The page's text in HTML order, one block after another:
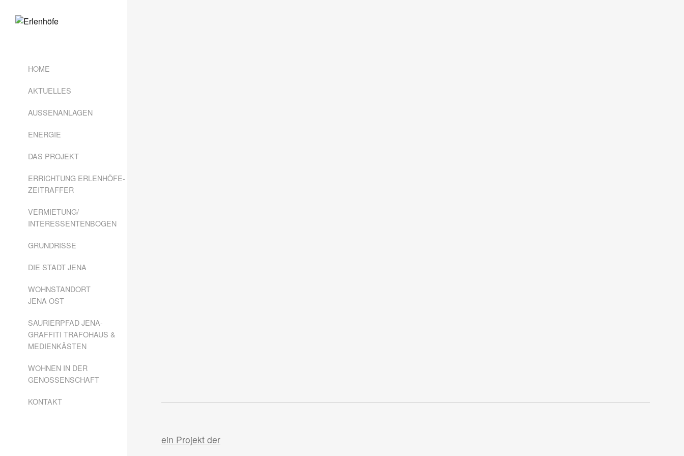
HOME
AKTUELLES
AUSSENANLAGEN
ENERGIE
DAS PROJEKT
ERRICHTUNG ERLENHÖFE-
ZEITRAFFER
VERMIETUNG/
INTERESSENTENBOGEN
GRUNDRISSE
DIE STADT JENA
WOHNSTANDORT
JENA OST
SAURIERPFAD JENA-
GRAFFITI TRAFOHAUS &
MEDIENKÄSTEN
WOHNEN IN DER
GENOSSENSCHAFT
KONTAKT
ein Projekt der